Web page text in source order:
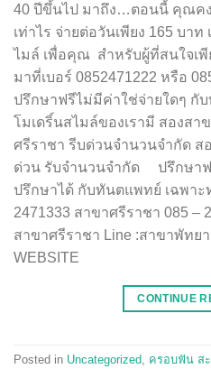
40 ปีขึ้นไป มาถึง…ตอนนี้ คุณคง
เท่าไร จ่ายต่อวันเพียง 165 บา
ไมล์ เพื่อคุณ สำหรับผู้ที่สนใจเ
มาที่เบอร์ 0852471222 หรือ
ปรึกษาฟรีไม่มีค่าใช่จ่ายใดๆ กั
โมเดริ์นสไมล์ของเรามี สองส
ศรีราชา รีบด่วนจำนวนจำกัด ส
ด่วน รับจำนวนจำกัด ปรึกษาฟ
ปรึกษาได้ กับทันตแพทย์ เฉพาะ
2471333 สาขาศรีราชา 085 –
สาขาศรีราชา Line :สาขาพัทย
WEBSITE
CONTINUE
Posted in Uncategorized ครอบฟัน ส